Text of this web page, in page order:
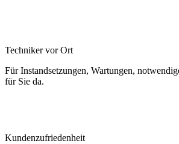
Techniker vor Ort
Für Instandsetzungen, Wartungen,
für Sie da.
Kundenzufriedenheit